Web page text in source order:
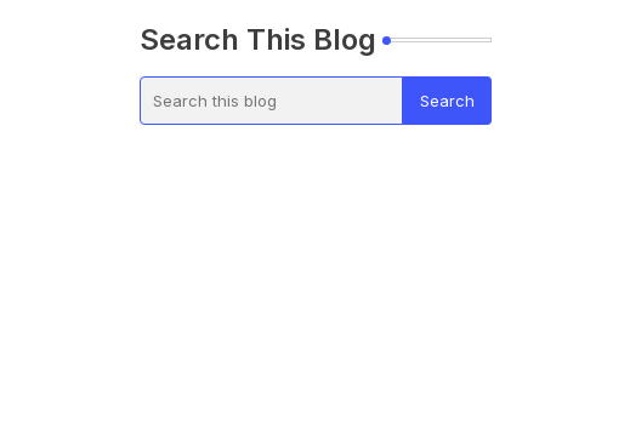
Search This Blog